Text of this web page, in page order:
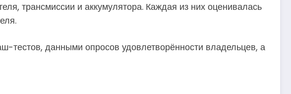
трансмиссии и аккумулятора. Каждая из них оценивалась
тестов, данными опросов удовлетворённости владельцев, а